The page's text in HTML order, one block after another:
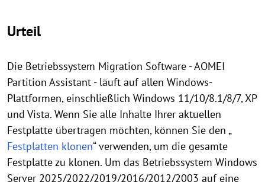
Urteil
Die Betriebssystem Migration Software - AOMEI
Partition Assistant - läuft auf allen Windows-
Plattformen, einschließlich Windows 11/10/8.1/8/7, XP
und Vista. Wenn Sie alle Inhalte Ihrer aktuellen
Festplatte übertragen möchten, können Sie den „
Festplatten klonen“ verwenden, um die gesamte
Festplatte zu klonen. Um das Betriebssystem Windows
Server 2025/2022/2019/2016/2012/2003 auf eine